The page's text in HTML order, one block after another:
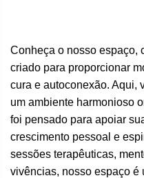
Conheça o nosso espaço,
criado para proporcionar
cura e autoconexão. Aqui,
um ambiente harmonioso
foi pensado para apoiar
crescimento pessoal e
sessões terapêuticas,
vivências, nosso espaço é